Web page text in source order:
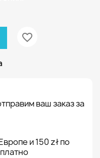
favorite_border
ваш заказ за
и 150 zł по